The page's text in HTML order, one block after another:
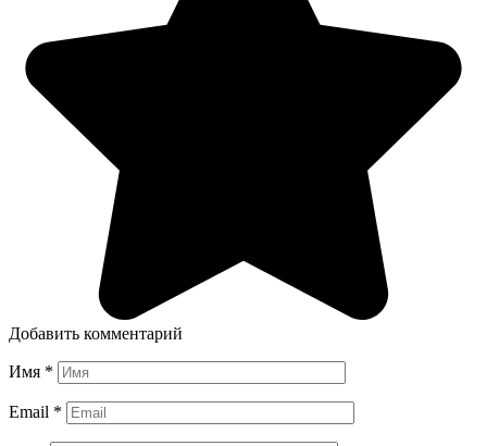
Добавить комментарий
Имя *
Email *